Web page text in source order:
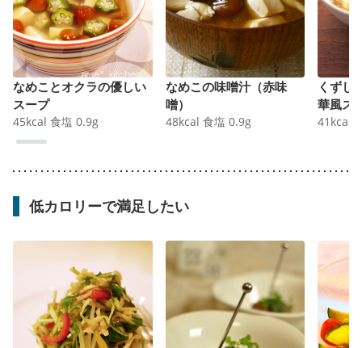
なめことオクラの優しい
スープ
45kcal 食塩 0.9g
なめこの味噌汁（赤味
噌）
48kcal 食塩 0.9g
くずし
華風ス
41 kcal
低カロリーで満足したい